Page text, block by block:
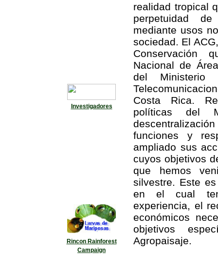
realidad tropical
perpetuidad
mediante usos
sociedad. El
Conservación
Nacional de
del Ministerio
Costa Rica.
políticas del
funciones y
ampliado sus
cuyos objetivos
que hemos
silvestre. Este
en el cual
experiencia, el
económicos
objetivos
Agropaisaje.
Investigadores
Rincon Rainforest
Campaign